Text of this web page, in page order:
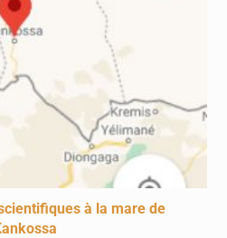
à la mare de